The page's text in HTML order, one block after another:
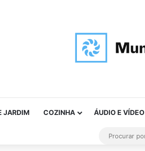
JARDIM COZINHA ÁUDIO E VÍDEO